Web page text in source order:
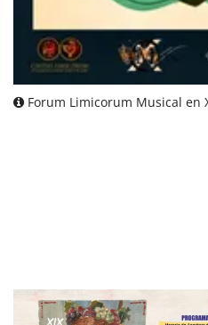
Forum Limicorum Musical en